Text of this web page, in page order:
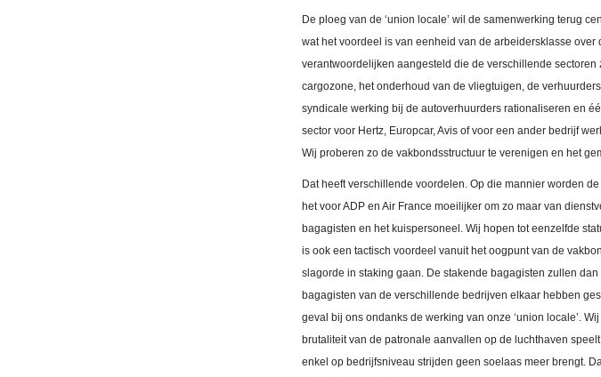
De ploeg van de ‘union locale’ wil de samenwerking terug
wat het voordeel is van eenheid van de arbeidersklasse
verantwoordelijken aangesteld die de verschillende
cargozone, het onderhoud van de vliegtuigen, de
syndicale werking bij de autoverhuurders rationaliseren en
sector voor Hertz, Europcar, Avis of voor een ander bedrijf
Wij proberen zo de vakbondsstructuur te verenigen en het
Dat heeft verschillende voordelen. Op die mannier worden
het voor ADP en Air France moeilijker om zo maar van
bagagisten en het kuispersoneel. Wij hopen tot eenzelfde
is ook een tactisch voordeel vanuit het oogpunt van de
slagorde in staking gaan. De stakende bagagisten zullen
bagagisten van de verschillende bedrijven elkaar hebben
geval bij ons ondanks de werking van onze ‘union locale’.
brutaliteit van de patronale aanvallen op de luchthaven
enkel op bedrijfsniveau strijden geen soelaas meer brengt.